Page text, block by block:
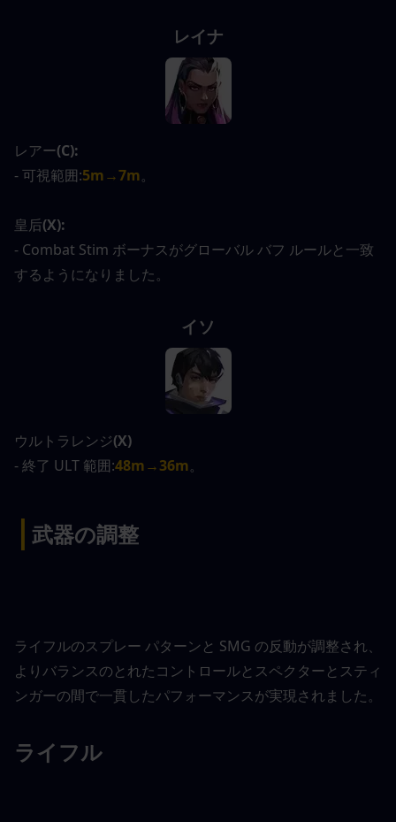
レイナ
レアー(C):
- 可視範囲:5m→7m。
皇后(X):
- Combat Stim ボーナスがグローバル バフ ルールと一致
するようになりました。
イソ
ウルトラレンジ(X)
- 終了 ULT 範囲:48m→36m。
| 武器の調整
ライフルのスプレー パターンと SMG の反動が調整され、
よりバランスのとれたコントロールとスペク​​ターとスティ
ンガーの間で一貫したパフォーマンスが実現されました。
ライフル